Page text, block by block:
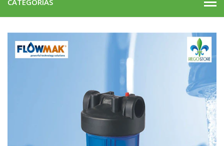
CATEGORÍAS